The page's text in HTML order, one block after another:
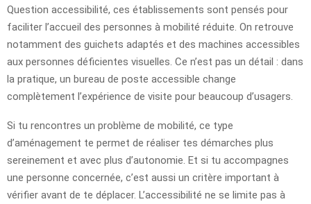
Question accessibilité, ces établissements sont pensés pour
faciliter l’accueil des personnes à mobilité réduite. On retrouve
notamment des guichets adaptés et des machines accessibles
aux personnes déficientes visuelles. Ce n’est pas un détail : dans
la pratique, un bureau de poste accessible change
complètement l’expérience de visite pour beaucoup d’usagers.
Si tu rencontres un problème de mobilité, ce type
d’aménagement te permet de réaliser tes démarches plus
sereinement et avec plus d’autonomie. Et si tu accompagnes
une personne concernée, c’est aussi un critère important à
vérifier avant de te déplacer. L’accessibilité ne se limite pas à